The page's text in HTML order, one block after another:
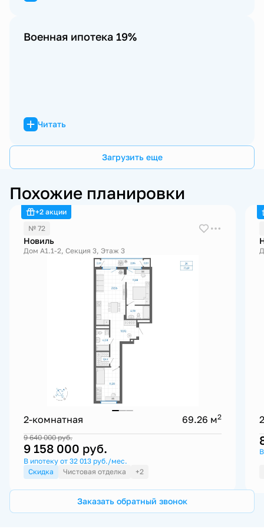
Военная ипотека 19%
Читать
Загрузить еще
Похожие планировки
+2 акции
№ 72
Новиль
Дом А1.1-2, Секция 3, Этаж 3
2-комнатная 69.26 м2
9 640 000руб.
9 158 000 руб.
В ипотеку от 32 013 руб./мес.
Скидка
Чистовая отделка +2
Заказать обратный звонок